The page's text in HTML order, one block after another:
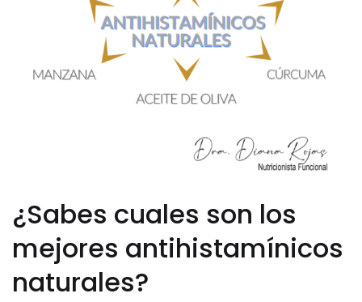
¿Sabes cuales son los
mejores antihistamínicos
naturales?